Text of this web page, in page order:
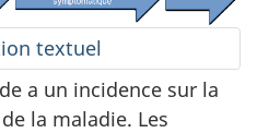
textuel
a un incidence sur la
la maladie. Les